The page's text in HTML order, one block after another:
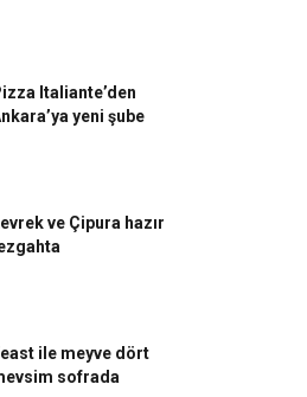
Italiante’den
yeni şube
ve Çipura hazır
ile meyve dört
sofrada